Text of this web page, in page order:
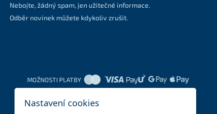
Nebojte, žádný spam, jen užitečné informace.
Odběr novinek můžete kdykoliv zrušit.
MOŽNOSTI PLATBY
Nastavení cookies